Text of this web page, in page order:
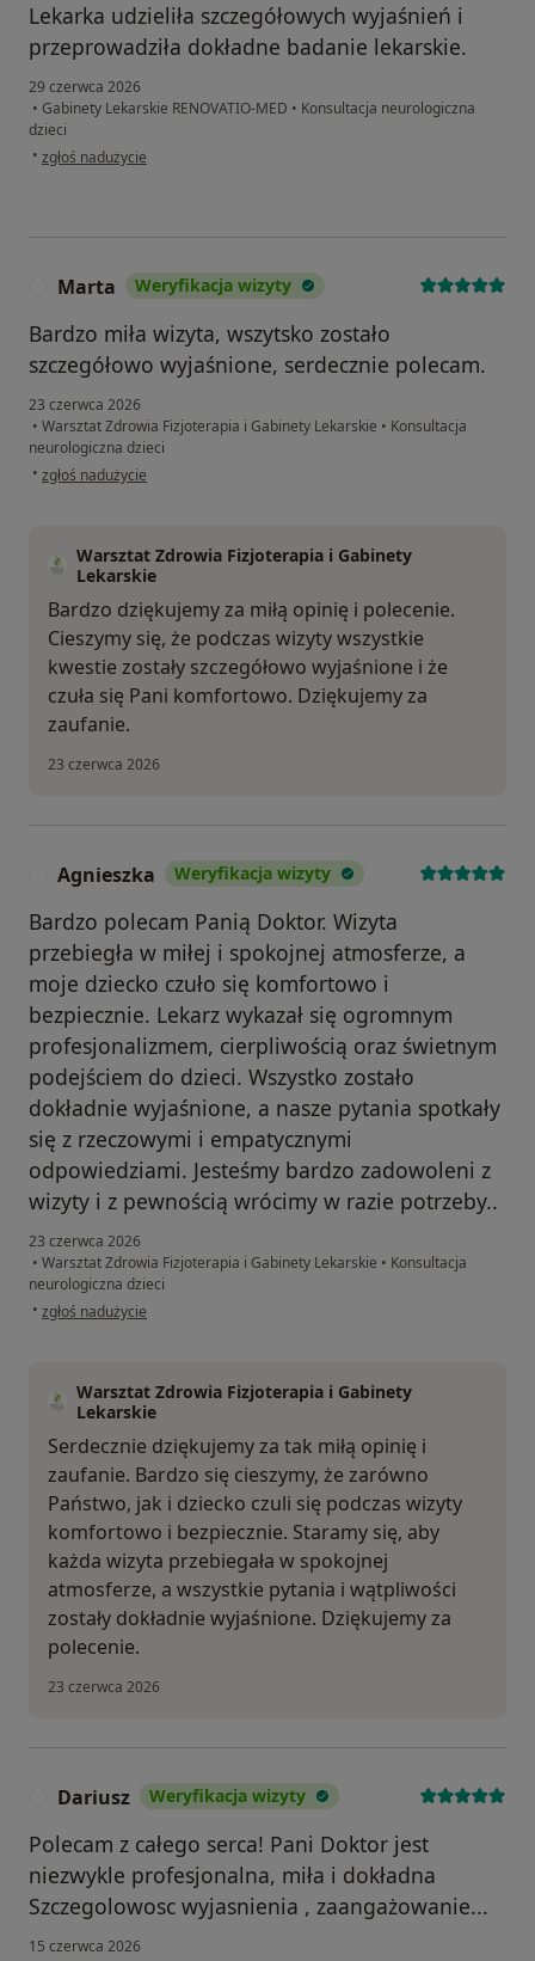
Lekarka udzieliła szczegółowych wyjaśnień i
przeprowadziła dokładne badanie lekarskie.
29 czerwca 2026
• Gabinety Lekarskie RENOVATIO-MED • Konsultacja neurologiczna
dzieci
• w opinii użytkownika Monika
zgłoś nadużycie
Marta Weryfikacja wizyty
Bardzo miła wizyta, wszytsko zostało
szczegółowo wyjaśnione, serdecznie polecam.
23 czerwca 2026
• Warsztat Zdrowia Fizjoterapia i Gabinety Lekarskie • Konsultacja
neurologiczna dzieci
• w opinii użytkownika Marta
zgłoś nadużycie
Warsztat Zdrowia Fizjoterapia i Gabinety
Lekarskie
Bardzo dziękujemy za miłą opinię i polecenie.
Cieszymy się, że podczas wizyty wszystkie
kwestie zostały szczegółowo wyjaśnione i że
czuła się Pani komfortowo. Dziękujemy za
zaufanie.
23 czerwca 2026
Agnieszka Weryfikacja wizyty
Bardzo polecam Panią Doktor. Wizyta
przebiegła w miłej i spokojnej atmosferze, a
moje dziecko czuło się komfortowo i
bezpiecznie. Lekarz wykazał się ogromnym
profesjonalizmem, cierpliwością oraz świetnym
podejściem do dzieci. Wszystko zostało
dokładnie wyjaśnione, a nasze pytania spotkały
się z rzeczowymi i empatycznymi
odpowiedziami. Jesteśmy bardzo zadowoleni z
wizyty i z pewnością wrócimy w razie potrzeby..
23 czerwca 2026
• Warsztat Zdrowia Fizjoterapia i Gabinety Lekarskie • Konsultacja
neurologiczna dzieci
• w opinii użytkownika Agnieszka
zgłoś nadużycie
Warsztat Zdrowia Fizjoterapia i Gabinety
Lekarskie
Serdecznie dziękujemy za tak miłą opinię i
zaufanie. Bardzo się cieszymy, że zarówno
Państwo, jak i dziecko czuli się podczas wizyty
komfortowo i bezpiecznie. Staramy się, aby
każda wizyta przebiegała w spokojnej
atmosferze, a wszystkie pytania i wątpliwości
zostały dokładnie wyjaśnione. Dziękujemy za
polecenie.
23 czerwca 2026
Dariusz Weryfikacja wizyty
Polecam z całego serca! Pani Doktor jest
niezwykle profesjonalna, miła i dokładna
Szczegolowosc wyjasnienia , zaangażowanie...
15 czerwca 2026